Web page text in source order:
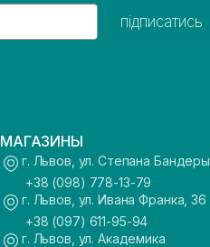
підписатись
МАГАЗИНЫ
г. Львов, ул. Степана
+38 (098) 778-13-79
г. Львов, ул. Ивана Франка, 36
+38 (097) 611-95-94
г. Львов, ул. Академика